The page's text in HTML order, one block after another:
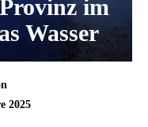
im
Wasser
2025